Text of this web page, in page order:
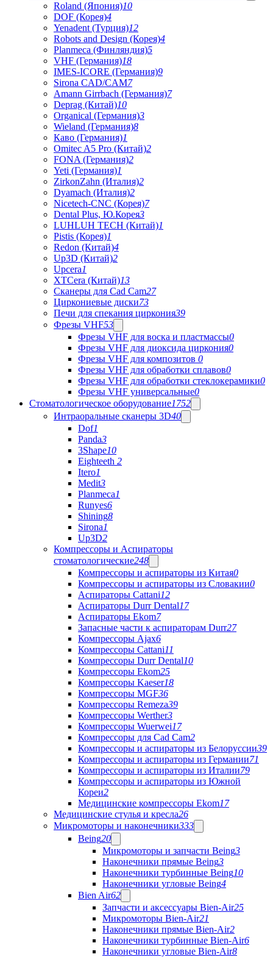
Roland (Япония)10
DOF (Корея)4
Yenadent (Турция)12
Robots and Design (Корея)4
Planmeca (Финляндия)5
VHF (Германия)18
IMES-ICORE (Германия)9
Sirona CAD/CAM7
Amann Girrbach (Германия)7
Deprag (Китай)10
Organical (Германия)3
Wieland (Германия)8
Каво (Германия)1
Omitec A5 Pro (Китай)2
FONA (Германия)2
Yeti (Германия)1
ZirkonZahn (Италия)2
Dyamach (Италия)2
Nicetech-CNC (Корея)7
Dental Plus, Ю.Корея3
LUHLUH TECH (Китай)1
Pistis (Корея)1
Redon (Китай)4
Up3D (Китай)2
Upcera1
XTCera (Китай)13
Сканеры для Cad Cam27
Циркониевые диски73
Печи для спекания циркония39
Фрезы VHF53
Фрезы VHF для воска и пластмассы0
Фрезы VHF для диоксида циркония0
Фрезы VHF для композитов 0
Фрезы VHF для обработки сплавов0
Фрезы VHF для обработки стеклокерамики0
Фрезы VHF универсальные0
Стоматологическое оборудование1752
Интраоральные сканеры 3D40
Dof1
Panda3
3Shape10
Eighteeth 2
Itero1
Medit3
Planmeca1
Runyes6
Shining8
Sirona1
Up3D2
Компрессоры и Аспираторы
стоматологические248
Компрессоры и аспираторы из Китая0
Компрессоры и аспираторы из Словакии0
Аспираторы Cattani12
Аспираторы Durr Dental17
Аспираторы Ekom7
Запасные части к аспираторам Durr27
Компрессоры Ajax6
Компрессоры Cattani11
Компрессоры Durr Dental10
Компрессоры Ekom25
Компрессоры Kaeser18
Компрессоры MGF36
Компрессоры Remeza39
Компрессоры Werther3
Компрессоры Wuerwei17
Компрессоры для Cad Cam2
Компрессоры и аспираторы из Белоруссии39
Компрессоры и аспираторы из Германии71
Компрессоры и аспираторы из Италии79
Компрессоры и аспираторы из Южной
Кореи2
Медицинские компрессоры Ekom17
Медицинские стулья и кресла26
Микромоторы и наконечники333
Being20
Микромоторы и запчасти Being3
Наконечники прямые Being3
Наконечники турбинные Being10
Наконечники угловые Being4
Bien Air62
Запчасти и аксессуары Bien-Air25
Микромоторы Bien-Air21
Наконечники прямые Bien-Air2
Наконечники турбинные Bien-Air6
Наконечники угловые Bien-Air8